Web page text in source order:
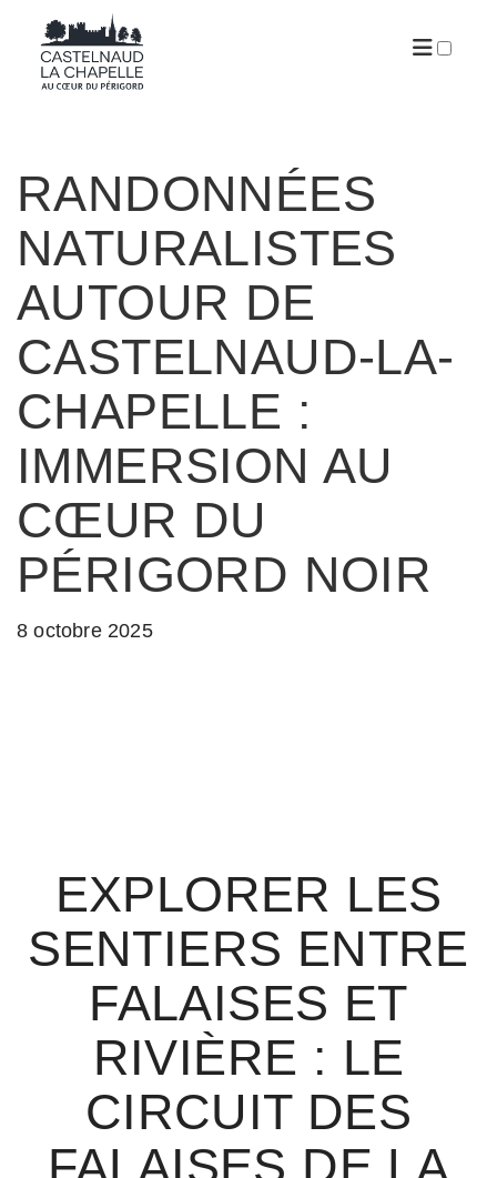
RANDONNÉES
NATURALISTES
AUTOUR DE
CASTELNAUD-LA-
CHAPELLE :
IMMERSION AU
CŒUR DU
PÉRIGORD NOIR
8 octobre 2025
EXPLORER LES
SENTIERS ENTRE
FALAISES ET
RIVIÈRE : LE
CIRCUIT DES
FALAISES DE LA